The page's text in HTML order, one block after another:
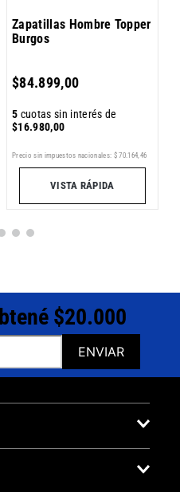
Zapatillas Hombre Topper
Burgos
$84.899,00
5 cuotas sin interés de
$16.980,00
Precio sin impuestos nacionales: $ 70.164 46
VISTA RÁPIDA
$20.000
ENVIAR